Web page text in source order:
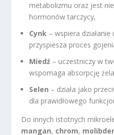
metabolizmu oraz jest
hormonów tarczycy,
Cynk – wspiera
przyspiesza proces
Miedź – uczestniczy w
wspomaga absorpcję
Selen – działa jako
dla prawidłowego
Do innych istotnych
mangan, chrom,